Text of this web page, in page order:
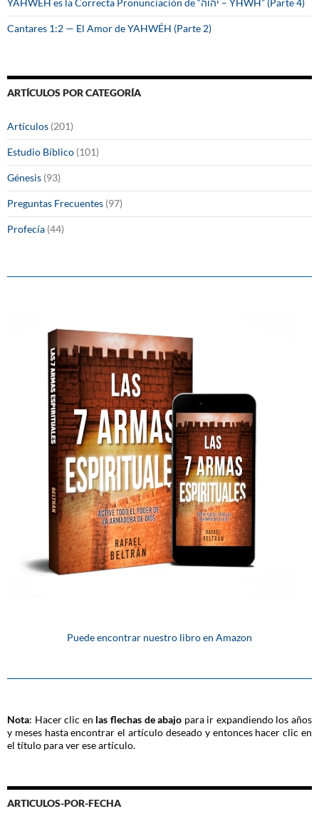
Cantares 1:2 — El Amor de YAHWÉH (Parte 2)
ARTÍCULOS POR CATEGORÍA
Artículos (201)
Estudio Bíblico (101)
Génesis (93)
Preguntas Frecuentes (97)
Profecía (44)
Puede encontrar nuestro libro en Amazon
Nota: Hacer clic en las flechas de abajo para ir expandiendo los años
y meses hasta encontrar el artículo deseado y entonces hacer clic en
el título para ver ese artículo.
ARTICULOS-POR-FECHA